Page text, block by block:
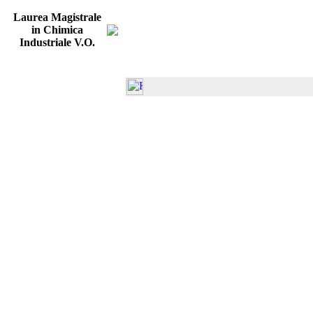
Laurea Magistrale
in Chimica
Industriale V.O.